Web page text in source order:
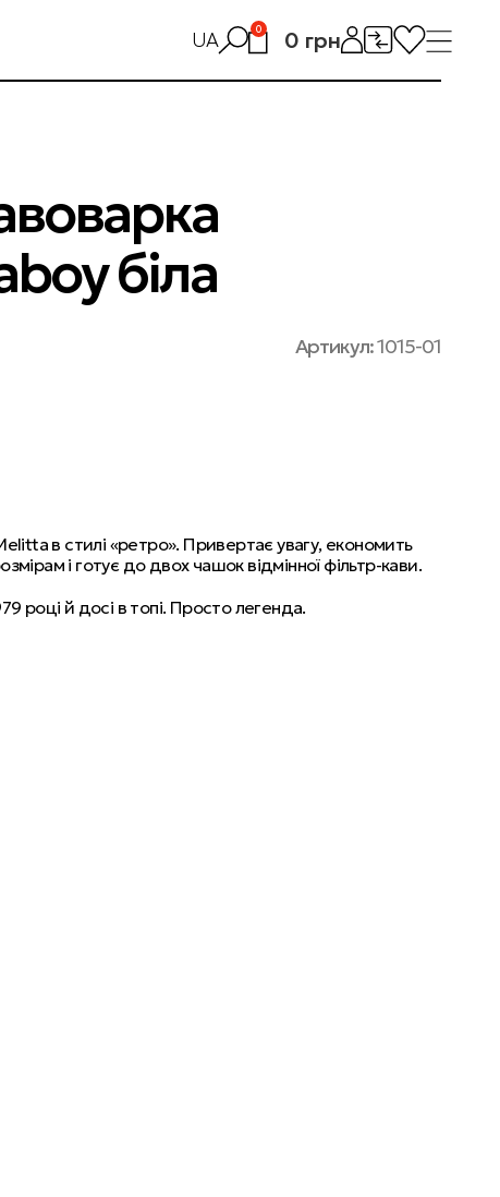
UA 0 0 грн
біла
Артикул:1015-01
в стилі «ретро». Привертає увагу, економить
і готує до двох чашок відмінної фільтр-кави.
році й досі в топі. Просто легенда.